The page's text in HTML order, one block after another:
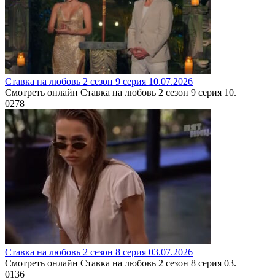
Ставка на любовь 2 сезон 9 серия 10.07.2026
Смотреть онлайн Ставка на любовь 2 сезон 9 серия 10.
0278
Ставка на любовь 2 сезон 8 серия 03.07.2026
Смотреть онлайн Ставка на любовь 2 сезон 8 серия 03.
0136